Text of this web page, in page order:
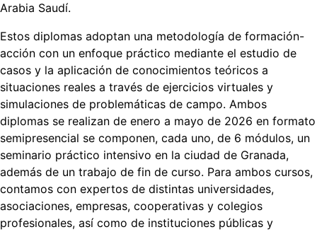
Arabia Saudí.
Estos diplomas adoptan una metodología de formación-
acción con un enfoque práctico mediante el estudio de
casos y la aplicación de conocimientos teóricos a
situaciones reales a través de ejercicios virtuales y
simulaciones de problemáticas de campo. Ambos
diplomas se realizan de enero a mayo de 2026 en formato
semipresencial se componen, cada uno, de 6 módulos, un
seminario práctico intensivo en la ciudad de Granada,
además de un trabajo de fin de curso. Para ambos cursos,
contamos con expertos de distintas universidades,
asociaciones, empresas, cooperativas y colegios
profesionales, así como de instituciones públicas y